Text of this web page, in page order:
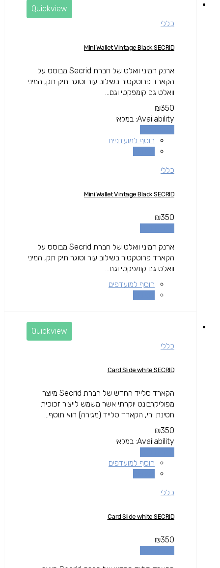
Quickview
כללי
Mini Wallet Vintage Black SECRID
ארנק המיני וואלט של חברת Secrid מבוסס על
הקארד פרוטקטור בשילוב עור וסוגר תיק תק, המיני
וואלט גם קומפקטי וגם...
₪350
Availability: במלאי
הוסף למועדפים
כללי
Mini Wallet Vintage Black SECRID
₪350
ארנק המיני וואלט של חברת Secrid מבוסס על
הקארד פרוטקטור בשילוב עור וסוגר תיק תק, המיני
וואלט גם קומפקטי וגם...
הוסף למועדפים
Quickview
כללי
Card Slide white SECRID
הקארד סלייד החדש של חברת Secrid מיוצר
מפוליקרבונט יוקרתי אשר משמש לייצור זכוכית
חסינת ירי, הקארד סלייד (מגירה) הוא תוסף...
₪350
Availability: במלאי
הוסף למועדפים
כללי
Card Slide white SECRID
₪350